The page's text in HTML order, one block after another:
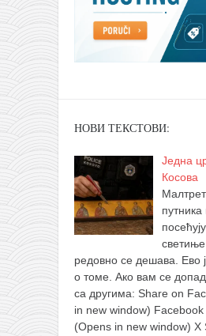
НОВИ ТЕКСТОВИ:
Једна
Косова
путника
редовно се дешава. Ево
о томе. Ако вам се
са другима: Share on
in new window)
(Opens in new window) X